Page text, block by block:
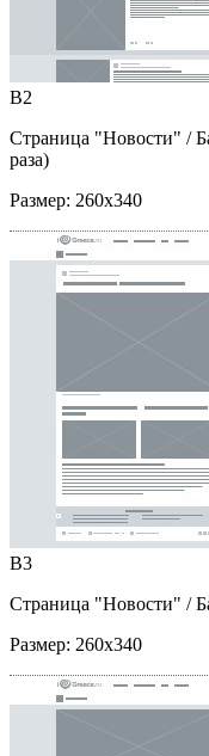
B2
Страница "Новости" /
раза)
Размер: 260x340
B3
Страница "Новости" /
Размер: 260x340